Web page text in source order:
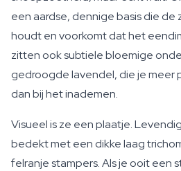
een aardse, dennige basis die de
houdt en voorkomt dat het
zitten ook subtiele bloemige
gedroogde lavendel, die je meer
dan bij het inademen.
Visueel is ze een plaatje.
bedekt met een dikke laag
felranje stampers. Als je ooit een